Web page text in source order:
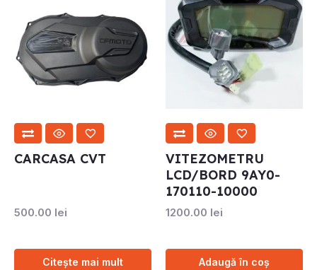
CARCASA CVT
500.00 lei
Citește mai mult
VITEZOMETRU
LCD/BORD 9AY0-
170110-10000
1200.00 lei
Adaugă în coș